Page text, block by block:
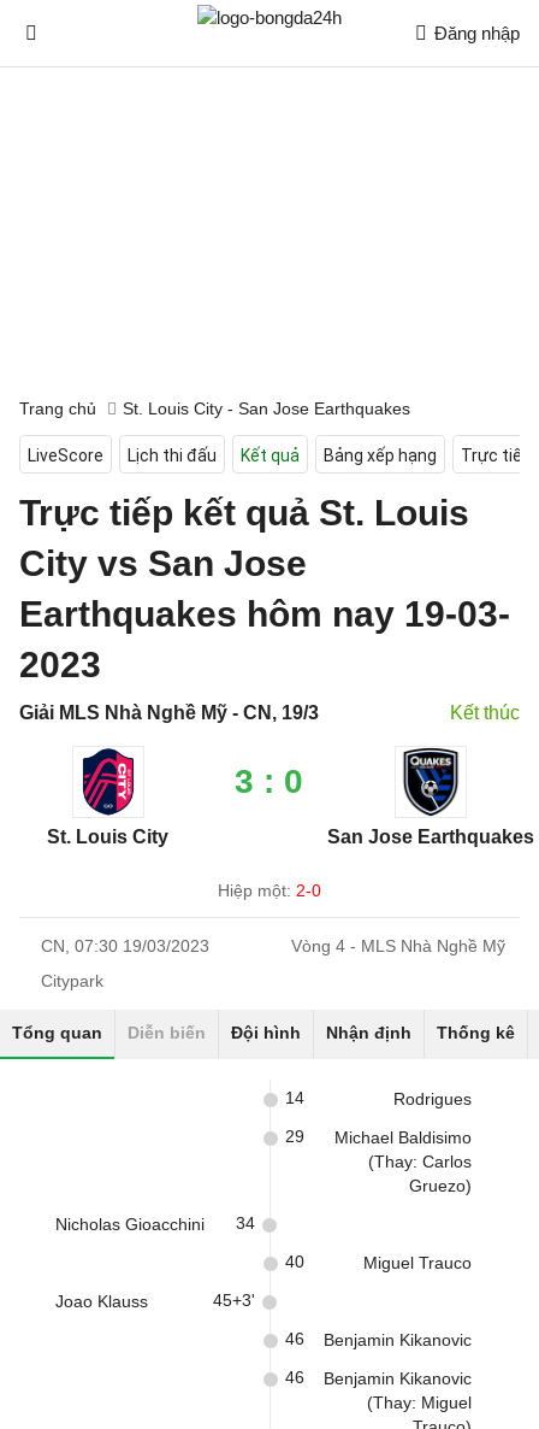
Đăng nhập
Trang chủ St. Louis City - San Jose Earthquakes
LiveScore Lịch thi đấu Kết quả Bảng xếp hạng Trực tiếp
Trực tiếp kết quả St. Louis
City vs San Jose
Earthquakes hôm nay 19-03-
2023
Giải MLS Nhà Nghề Mỹ - CN, 19/3 Kết thúc
St. Louis City
3 : 0
San Jose Earthquakes
Hiệp một: 2-0
CN, 07:30 19/03/2023
Vòng 4 - MLS Nhà Nghề Mỹ
Citypark
Tổng quan Diễn biến Đội hình Nhận định Thống kê
Rodrigues
14
Michael Baldisimo
(Thay: Carlos
Gruezo)
29
Nicholas Gioacchini 34
Miguel Trauco
40
Joao Klauss 45+3'
Benjamin Kikanovic
46
Benjamin Kikanovic
(Thay: Miguel
46